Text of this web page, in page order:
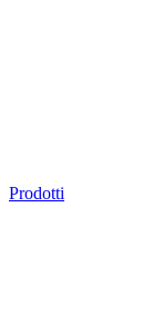
Prodotti